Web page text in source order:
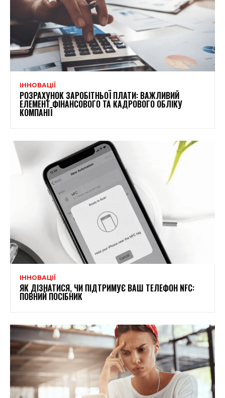
ІННОВАЦІЇ
РОЗРАХУНОК ЗАРОБІТНЬОЇ ПЛАТИ: ВАЖЛИВИЙ
ЕЛЕМЕНТ ФІНАНСОВОГО ТА КАДРОВОГО ОБЛІКУ
КОМПАНІЇ
ІННОВАЦІЇ
ЯК ДІЗНАТИСЯ, ЧИ ПІДТРИМУЄ ВАШ ТЕЛЕФОН NFC:
ПОВНИЙ ПОСІБНИК